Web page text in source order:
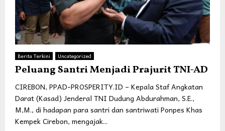
Berita Terkini Uncategorized
Peluang Santri Menjadi Prajurit TNI-AD
CIREBON, PPAD-PROSPERITY.ID – Kepala Staf Angkatan
Darat (Kasad) Jenderal TNI Dudung Abdurahman, S.E.,
M,M., di hadapan para santri dan santriwati Ponpes Khas
Kempek Cirebon, mengajak...